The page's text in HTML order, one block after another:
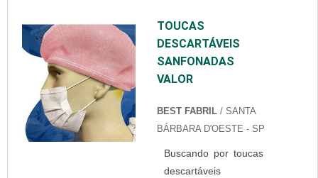
TOUCAS
DESCARTÁVEIS
SANFONADAS
VALOR
BEST FABRIL / SANTA
BÁRBARA D'OESTE - SP
Buscando por toucas
descartáveis